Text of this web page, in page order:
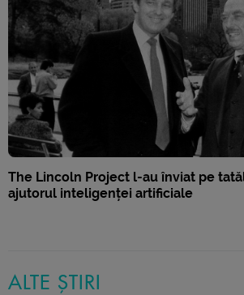
The Lincoln Project l-au înviat pe
ajutorul inteligenței artificiale
ALTE ȘTIRI